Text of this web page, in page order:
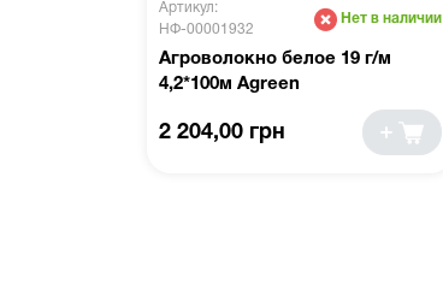
Артикул:
НФ-00001932
Нет в наличии
Агроволокно белое 19 г/м
4,2*100м Agreen
2 204,00 грн